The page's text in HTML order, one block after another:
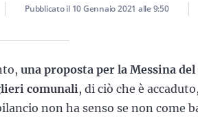
Pubblicato il 10 Gennaio 2021 alle9:50
una proposta per la Messina del
comunali , di ciò che è
non ha senso se non come